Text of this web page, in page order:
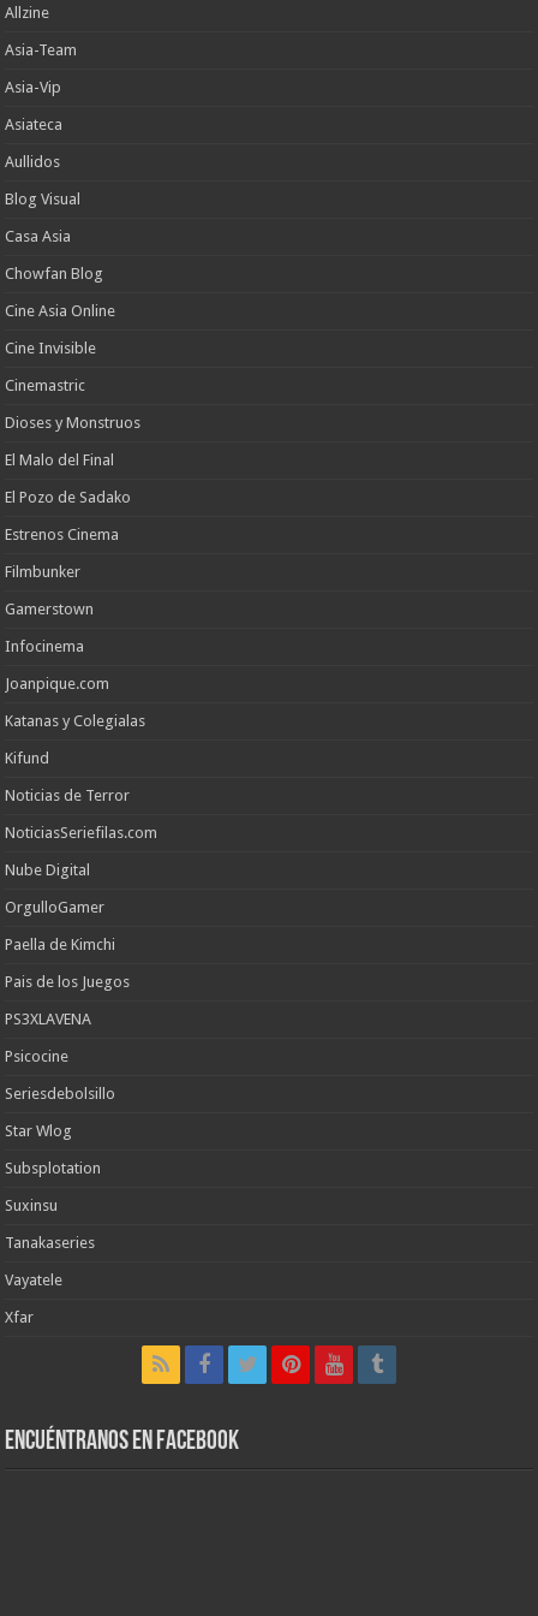
Allzine
Asia-Team
Asia-Vip
Asiateca
Aullidos
Blog Visual
Casa Asia
Chowfan Blog
Cine Asia Online
Cine Invisible
Cinemastric
Dioses y Monstruos
El Malo del Final
El Pozo de Sadako
Estrenos Cinema
Filmbunker
Gamerstown
Infocinema
Joanpique.com
Katanas y Colegialas
Kifund
Noticias de Terror
NoticiasSeriefilas.com
Nube Digital
OrgulloGamer
Paella de Kimchi
Pais de los Juegos
PS3XLAVENA
Psicocine
Seriesdebolsillo
Star Wlog
Subsplotation
Suxinsu
Tanakaseries
Vayatele
Xfar
Encuéntranos en Facebook